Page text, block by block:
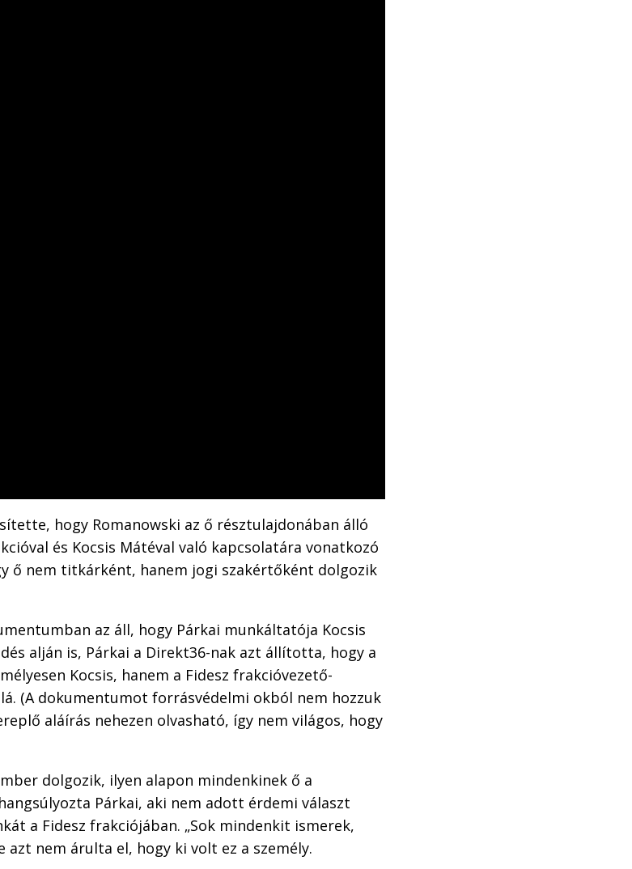
hogy Romanowski az ő résztulajdonában álló
és Kocsis Mátéval való kapcsolatára vonatkozó
ő nem titkárként, hanem jogi szakértőként dolgozik
az áll, hogy Párkai munkáltatója Kocsis
alján is, Párkai a Direkt36-nak azt állította, hogy a
Kocsis, hanem a Fidesz frakcióvezető-
(A dokumentumot forrásvédelmi okból nem hozzuk
aláírás nehezen olvasható, így nem világos, hogy
dolgozik, ilyen alapon mindenkinek ő a
Párkai, aki nem adott érdemi választ
a Fidesz frakciójában. „Sok mindenkit ismerek,
azt nem árulta el, hogy ki volt ez a személy.